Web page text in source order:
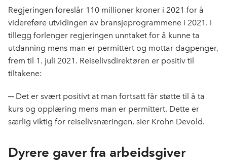
Regjeringen foreslår 110 millioner kroner i 2021 for å
videreføre utvidingen av bransjeprogrammene i 2021. I
tillegg forlenger regjeringen unntaket for å kunne ta
utdanning mens man er permittert og mottar dagpenger,
frem til 1. juli 2021. Reiselivsdirektøren er positiv til
tiltakene:
─ Det er svært positivt at man fortsatt får støtte til å ta
kurs og opplæring mens man er permittert. Dette er
særlig viktig for reiselivsnæringen, sier Krohn Devold.
Dyrere gaver fra arbeidsgiver